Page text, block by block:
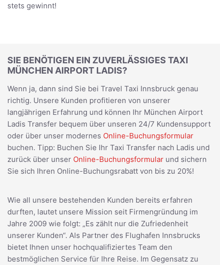
stets gewinnt!
SIE BENÖTIGEN EIN ZUVERLÄSSIGES TAXI
MÜNCHEN AIRPORT LADIS?
Wenn ja, dann sind Sie bei Travel Taxi Innsbruck genau
richtig. Unsere Kunden profitieren von unserer
langjährigen Erfahrung und können Ihr München Airport
Ladis Transfer bequem über unseren 24/7 Kundensupport
oder über unser modernes Online-Buchungsformular
buchen. Tipp: Buchen Sie Ihr Taxi Transfer nach Ladis und
zurück über unser Online-Buchungsformular und sichern
Sie sich Ihren Online-Buchungsrabatt von bis zu 20%!
Wie all unsere bestehenden Kunden bereits erfahren
durften, lautet unsere Mission seit Firmengründung im
Jahre 2009 wie folgt: „Es zählt nur die Zufriedenheit
unserer Kunden“. Als Partner des Flughafen Innsbrucks
bietet Ihnen unser hochqualifiziertes Team den
bestmöglichen Service für Ihre Reise. Im Gegensatz zu